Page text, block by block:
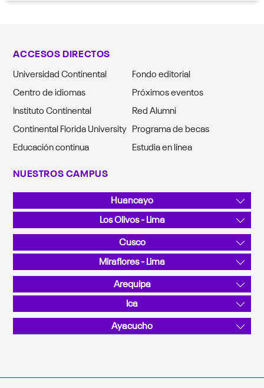
ACCESOS DIRECTOS
Universidad Continental
Fondo editorial
Centro de idiomas
Próximos eventos
Instituto Continental
Red Alumni
Continental Florida University Programa de becas
Educación continua
Estudia en línea
NUESTROS CAMPUS
Huancayo
Av. San Carlos 1980, Urb. San Antonio
Teléfono: 064 481430
Los Olivos - Lima
Av. Alfredo Mendiola 5210
Teléfono: 01 2132760
Cusco
Sector Angostura KM 10, San Jerónimo
Teléfono: 084 480070
Miraflores - Lima
Calle Junín 355
Teléfono: 01 2132760
Arequipa
La Canseco II / Sector: Valle Chili - José Luis Bustamante y
Rivero
Teléfono: 054 412030
Ica
Calle C N.° 201, Parque Industrial
Teléfono: 056 458008
Ayacucho